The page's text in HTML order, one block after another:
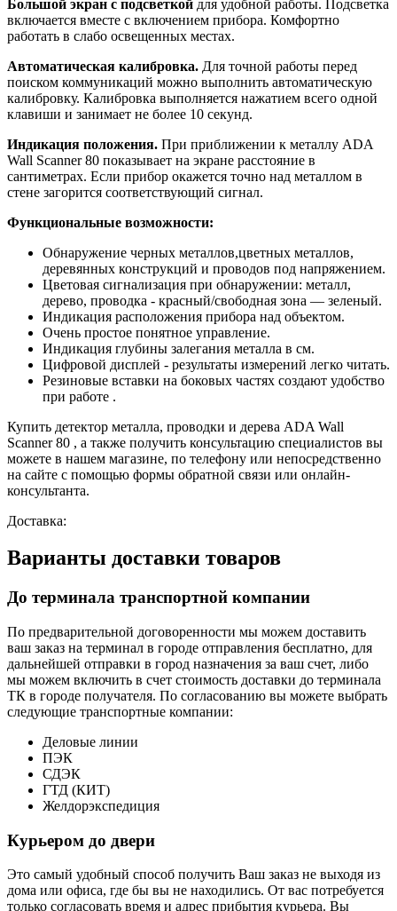
Большой экран с подсветкой для удобной работы. Подсветка
включается вместе с включением прибора. Комфортно
работать в слабо освещенных местах.
Автоматическая калибровка. Для точной работы перед
поиском коммуникаций можно выполнить автоматическую
калибровку. Калибровка выполняется нажатием всего одной
клавиши и занимает не более 10 секунд.
Индикация положения. При приближении к металлу ADA
Wall Scanner 80 показывает на экране расстояние в
сантиметрах. Если прибор окажется точно над металлом в
стене загорится соответствующий сигнал.
Функциональные возможности:
Обнаружение черных металлов,цветных металлов,
деревянных конструкций и проводов под напряжением.
Цветовая сигнализация при обнаружении: металл,
дерево, проводка - красный/свободная зона — зеленый.
Индикация расположения прибора над объектом.
Очень простое понятное управление.
Индикация глубины залегания металла в см.
Цифровой дисплей - результаты измерений легко читать.
Резиновые вставки на боковых частях создают удобство
при работе .
Купить детектор металла, проводки и дерева ADA Wall
Scanner 80 , а также получить консультацию специалистов вы
можете в нашем магазине, по телефону или непосредственно
на сайте с помощью формы обратной связи или онлайн-
консультанта.
Доставка:
Варианты доставки товаров
До терминала транспортной компании
По предварительной договоренности мы можем доставить
ваш заказ на терминал в городе отправления бесплатно, для
дальнейшей отправки в город назначения за ваш счет, либо
мы можем включить в счет стоимость доставки до терминала
ТК в городе получателя. По согласованию вы можете выбрать
следующие транспортные компании:
Деловые линии
ПЭК
СДЭК
ГТД (КИТ)
Желдорэкспедиция
Курьером до двери
Это самый удобный способ получить Ваш заказ не выходя из
дома или офиса, где бы вы не находились. От вас потребуется
только согласовать время и адрес прибытия курьера. Вы